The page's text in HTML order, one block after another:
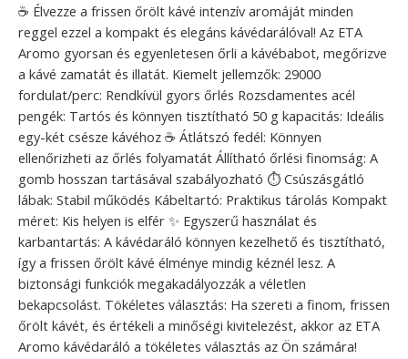
☕ Élvezze a frissen őrölt kávé intenzív aromáját minden
reggel ezzel a kompakt és elegáns kávédarálóval! Az ETA
Aromo gyorsan és egyenletesen őrli a kávébabot, megőrizve
a kávé zamatát és illatát. Kiemelt jellemzők: 29000
fordulat/perc: Rendkívül gyors őrlés Rozsdamentes acél
pengék: Tartós és könnyen tisztítható 50 g kapacitás: Ideális
egy-két csésze kávéhoz ☕ Átlátszó fedél: Könnyen
ellenőrizheti az őrlés folyamatát Állítható őrlési finomság: A
gomb hosszan tartásával szabályozható ⏱️ Csúszásgátló
lábak: Stabil működés Kábeltartó: Praktikus tárolás Kompakt
méret: Kis helyen is elfér ✨ Egyszerű használat és
karbantartás: A kávédaráló könnyen kezelhető és tisztítható,
így a frissen őrölt kávé élménye mindig kéznél lesz. A
biztonsági funkciók megakadályozzák a véletlen
bekapcsolást. Tökéletes választás: Ha szereti a finom, frissen
őrölt kávét, és értékeli a minőségi kivitelezést, akkor az ETA
Aromo kávédaráló a tökéletes választás az Ön számára!